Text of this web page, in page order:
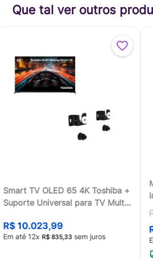
Que tal ver outros
Smart TV OLED 65 4K Toshiba +
Suporte Universal para TV Multi
R$ 10.023,99
Em até 12x R$ 835,33 sem juros